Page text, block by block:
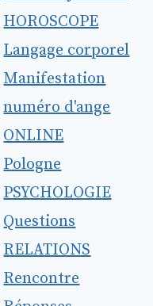
HOROSCOPE
Langage corporel
Manifestation
numéro d'ange
ONLINE
Pologne
PSYCHOLOGIE
Questions
RELATIONS
Rencontre